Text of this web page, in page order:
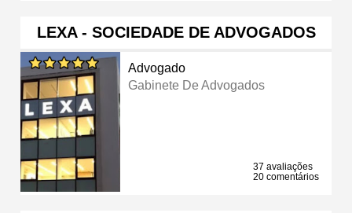
LEXA - SOCIEDADE DE ADVOGADOS
Advogado
Gabinete De Advogados
37 avaliações
20 comentários